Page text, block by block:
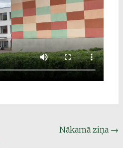
Nākamā ziņa →